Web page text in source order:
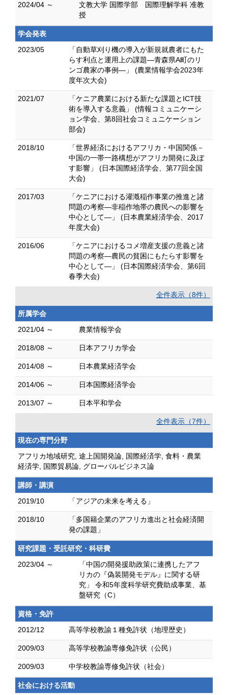
2024/04 ～
文教大学 国際学部 国際理解学科 准教
授
学会発表
2023/05
「自動草刈り機の導入が新規就農者にもた
らす利点と運用上の課題―青森県A町のリ
ンゴ農家の事例―」 (農業情報学会2023年
度年次大会)
2021/07
「ケニア農業における新たな課題とICT技
術を導入する意義」 (情報コミュニケーシ
ョン学会、第8回社会コミュニケーション
部会)
2018/10
「世界経済におけるアフリカ・中国関係－
中国の一帯一路構想がアフリカ開発に及ぼ
す影響」 (日本国際経済学会、第77回全国
大会)
2017/03
「ケニアにおける灌漑稲作事業の推進と諸
問題の考察―非稲作地帯の農民への影響を
中心として―」 (日本農業経済学会、2017
年度大会)
2016/06
「ケニアにおけるコメ増産支援の意義と諸
問題の考察―農民の貧困にもたらす影響を
中心として―」 (日本国際経済学会、第6回
春季大会)
全件表示（8件）
所属学会
2021/04 ～
農業情報学会
2018/08 ～ 日本アフリカ学会
2014/08 ～ 日本農業経済学会
2014/06 ～ 日本国際経済学会
2013/07 ～ 日本平和学会
全件表示（7件）
現在の専門分野
アフリカ地域研究, 途上国開発論, 国際経済学, 食料・農業
経済学, 国際貿易論, グローバルビジネス論
講師・講演
2019/10
「アジアの未来を考える」
2018/10
「多国籍企業のアフリカ進出と社会経済開
発の課題」
研究課題・受託研究・科研費
2023/04 ～
「中国の開発援助政策に連携したアフ
リカの『偽装開発モデル』に関する研
究」 令和5年度科学研究費助成事業、基
盤研究（C）
資格・免許
2012/12
高等学校教諭１種免許状（地理歴史）
2009/03 高等学校教諭専修免許状（公民）
2009/03 中学校教諭専修免許状（社会）
社会における活動